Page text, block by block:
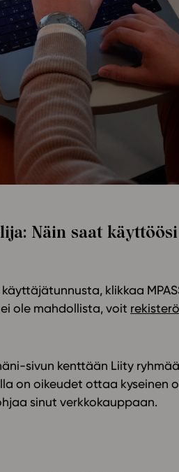
Bruksanvisning
Tilaa
Näin saat
klikkaa
ole mahdollista, voit
sivun kenttään Liity
on oikeudet ottaa kyseinen
sinut verkkokauppaan.